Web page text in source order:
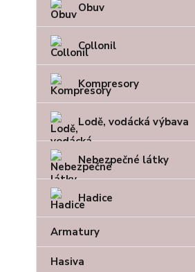
Obuv
Collonil
Kompresory
Lodě, vodácká výbava
Nebezpečné látky
Hadice
Armatury
Hasiva